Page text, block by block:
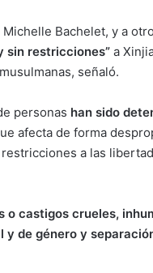
Bachelet, y a
sin restricciones” a
señaló.
personas han sido
afecta de forma
a las
o castigos crueles,
de género y